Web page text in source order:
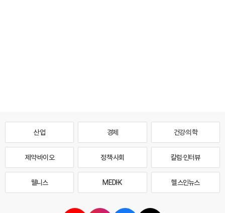
산업 경제 건강·의학
제약·바이오 정책·사회 칼럼·인터뷰
웰니스 MEDI·K 헬스인뉴스